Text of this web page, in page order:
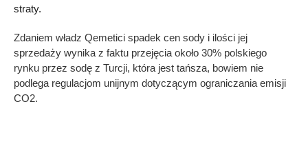
straty.
Zdaniem władz Qemetici spadek cen sody i ilości jej
sprzedaży wynika z faktu przejęcia około 30% polskiego
rynku przez sodę z Turcji, która jest tańsza, bowiem nie
podlega regulacjom unijnym dotyczącym ograniczania emisji
CO2.